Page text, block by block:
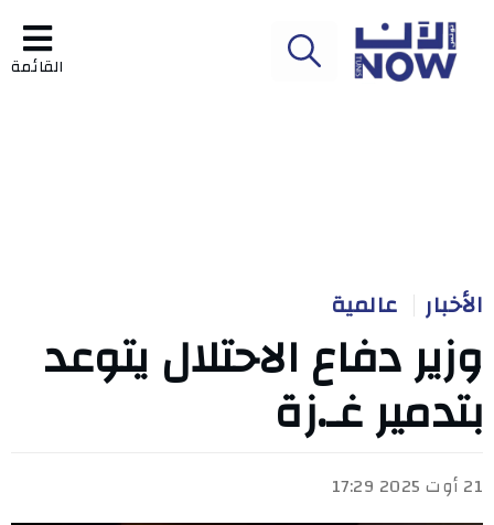
القائمة
الأخبار عالمية
وزير دفاع الاحتلال يتوعد
بتدمير غـ.زة
21 أوت 2025 17:29